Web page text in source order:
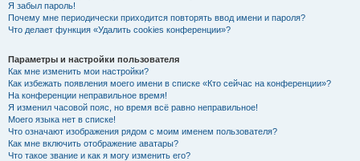
Я забыл пароль!
Почему мне периодически приходится повторять ввод имени и пароля?
Что делает функция «Удалить cookies конференции»?
Параметры и настройки пользователя
Как мне изменить мои настройки?
Как избежать появления моего имени в списке «Кто сейчас на конференции»?
На конференции неправильное время!
Я изменил часовой пояс, но время всё равно неправильное!
Моего языка нет в списке!
Что означают изображения рядом с моим именем пользователя?
Как мне включить отображение аватары?
Что такое звание и как я могу изменить его?